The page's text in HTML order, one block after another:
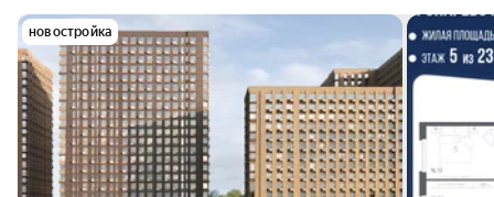
новостройка